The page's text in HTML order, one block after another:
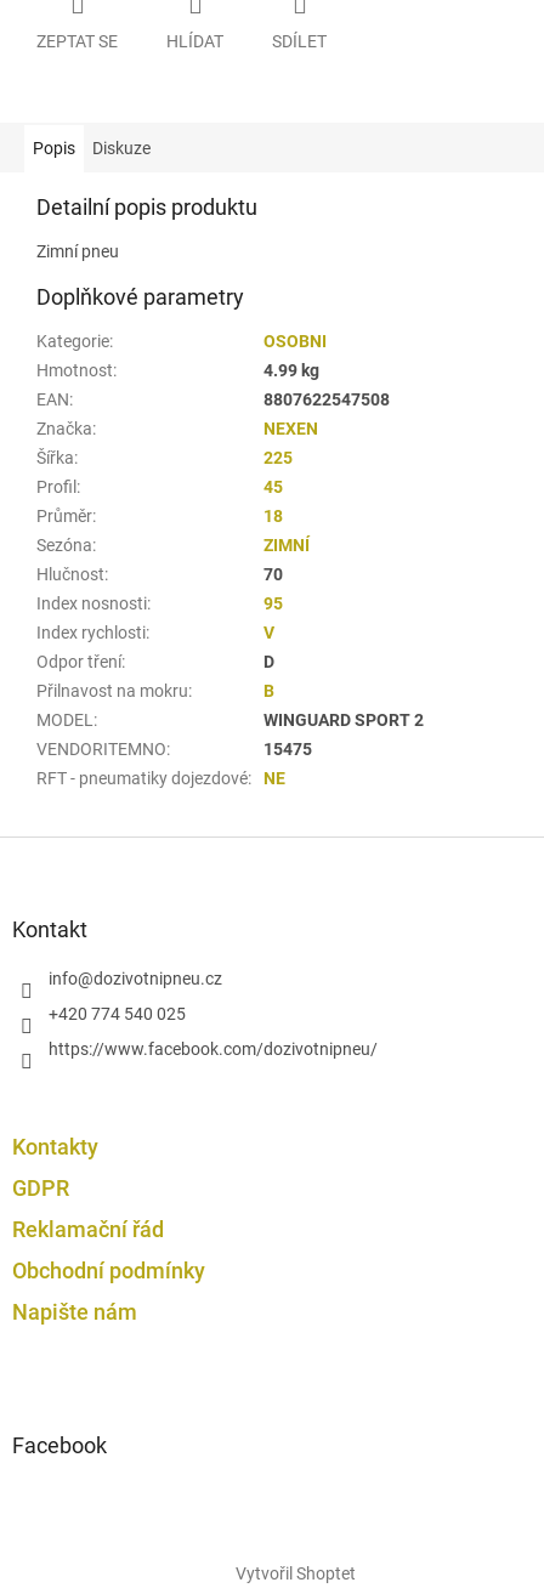
ZEPTAT SE HLÍDAT SDÍLET
Popis Diskuze
Detailní popis produktu
Zimní pneu
Doplňkové parametry
Kategorie:
OSOBNI
Hmotnost:
4.99 kg
EAN:
8807622547508
Značka:
NEXEN
Šířka:
225
Profil :
45
Průměr:
18
Sezóna:
ZIMNÍ
Hlučnost:
70
Index nosnosti:
95
Index rychlosti:
V
Odpor tření:
D
Přilnavost na mokru:
B
MODEL :
WINGUARD SPORT 2
VENDORITEMNO:
15475
RFT - pneumatiky dojezdové: NE
Kontakt
info@dozivotnipneu.cz
+420 774 540 025
https://www.facebook.com/dozivotnipneu/
Kontakty
GDPR
Reklamační řád
Obchodní podmínky
Napište nám
Facebook
Vytvořil Shoptet